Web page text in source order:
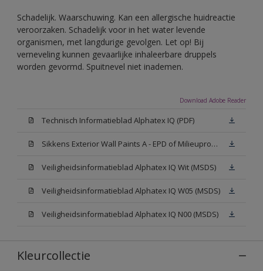
Schadelijk. Waarschuwing. Kan een allergische huidreactie
veroorzaken. Schadelijk voor in het water levende
organismen, met langdurige gevolgen. Let op! Bij
verneveling kunnen gevaarlijke inhaleerbare druppels
worden gevormd. Spuitnevel niet inademen.
Download Adobe Reader
Technisch Informatieblad Alphatex IQ (PDF)
Sikkens Exterior Wall Paints A - EPD of Milieuproductverklaring
Veiligheidsinformatieblad Alphatex IQ Wit (MSDS)
Veiligheidsinformatieblad Alphatex IQ W05 (MSDS)
Veiligheidsinformatieblad Alphatex IQ N00 (MSDS)
Kleurcollectie